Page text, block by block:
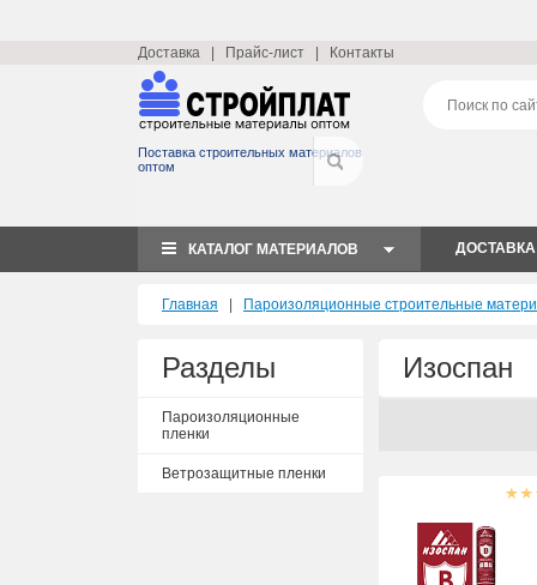
Доставка Прайс-лист Контакты
Поставка строительных материалов
оптом
КАТАЛОГ МАТЕРИАЛОВ ДОСТАВКА
Главная Пароизоляционные строительные
Разделы
Пароизоляционные
пленки
Ветрозащитные пленки
Изоспан